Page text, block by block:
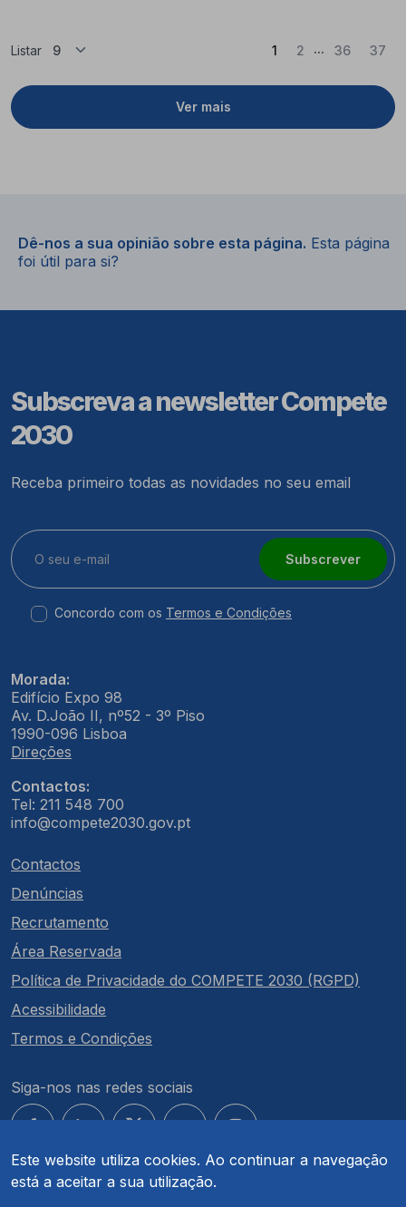
Este website utiliza cookies. Ao continuar a navegação
está a aceitar a sua utilização.
Listar
Ver mais
1 (Atual)
2 ... 36 37
Dê-nos a sua opinião sobre esta página. Esta página
foi útil para si?
Subscreva a newsletter Compete
2030
Receba primeiro todas as novidades no seu email
Subscrever
Concordo com os Termos e Condições
Morada:
Edifício Expo 98
Av. D.João II, nº52 - 3º Piso
1990-096 Lisboa
Direções
Contactos:
Tel: 211 548 700
info@compete2030.gov.pt
Contactos
Denúncias
Recrutamento
Área Reservada
Política de Privacidade do COMPETE 2030 (RGPD)
Acessibilidade
Termos e Condições
Siga-nos nas redes sociais